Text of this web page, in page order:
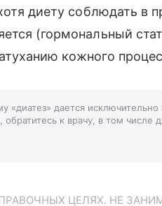
диету соблюдать в
(гормональный
кожного
«диатез» дается
обратитесь к врачу, в том числе
ЦЕЛЯХ. НЕ